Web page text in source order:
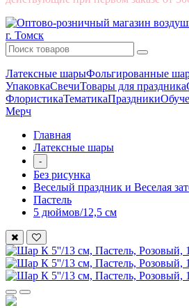
Латексные шарыФольгированные
УпаковкаСвечиТовары для праздника
ФлористикаТематикаПраздники
Мерч
Главная
Латексные шары
-
Без рисунка
Веселый праздник и Веселая
Пастель
5 дюймов/12,5 см